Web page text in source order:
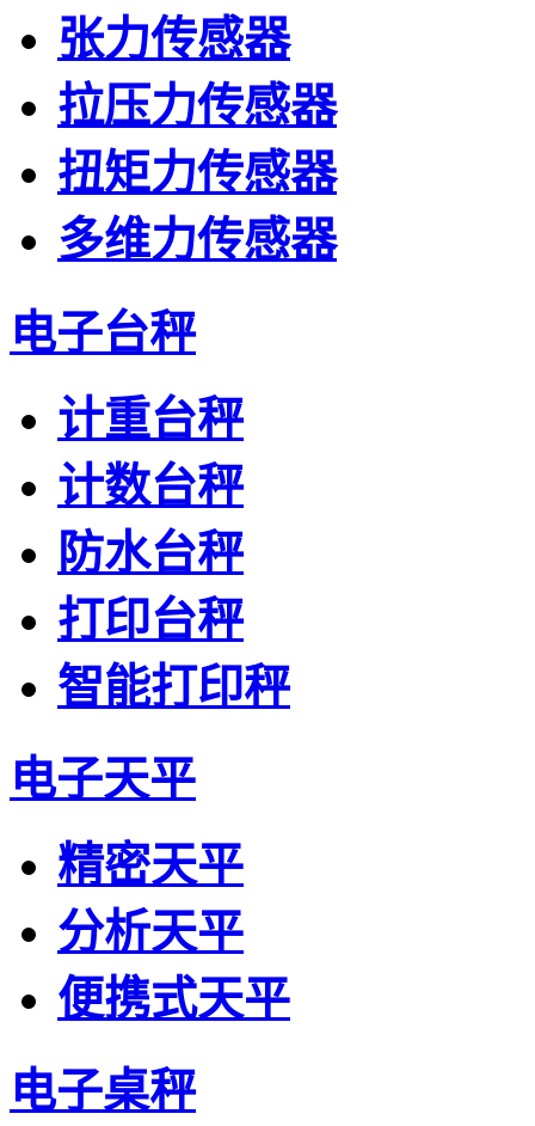
张力传感器
拉压力传感器
扭矩力传感器
多维力传感器
电子台秤
计重台秤
计数台秤
防水台秤
打印台秤
智能打印秤
电子天平
精密天平
分析天平
便携式天平
电子桌秤